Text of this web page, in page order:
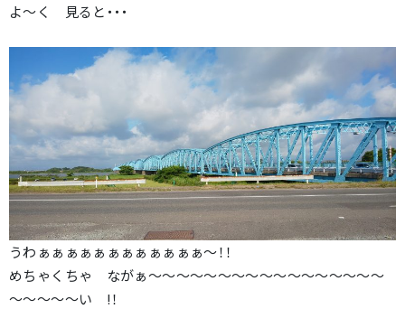
よ～く 見ると・・・
うわぁぁぁぁぁぁぁぁぁぁぁぁ～！！
めちゃくちゃ ながぁ～～～～～～～～～～～～～～～～～
～～～～～い !！